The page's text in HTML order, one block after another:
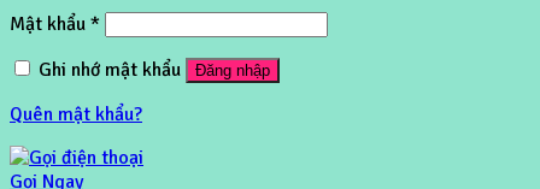
Mật khẩu *
Ghi nhớ mật khẩu
Đăng nhập
Quên mật khẩu?
Gọi Ngay